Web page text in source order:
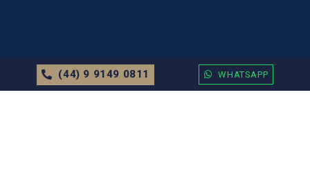
(44) 9 9149 0811 WHATSAPP